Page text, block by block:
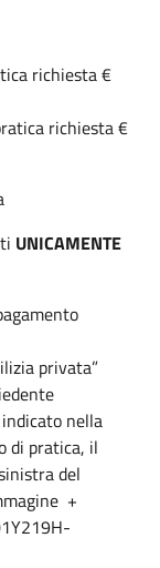
richiesta €
richiesta €
UNICAMENTE
privata”
nella
di pratica, il
del
+